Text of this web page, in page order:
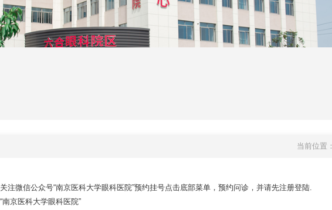
当前位置：
注微信公众号“南京医科大学眼科医院”预约挂号点击底部菜单，预约问诊，并请先注册登陆.
京医科大学眼科医院”